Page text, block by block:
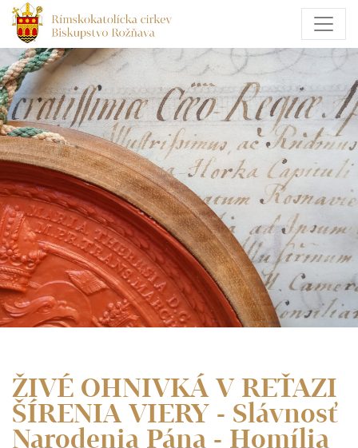
ŽIVÉ OHNIVKÁ V REŤAZI
ŠÍRENIA VIERY - Slávnosť
Narodenia Pána - Homília